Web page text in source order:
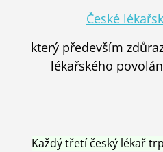
České
který především
lékařského
Každý třetí český lékař